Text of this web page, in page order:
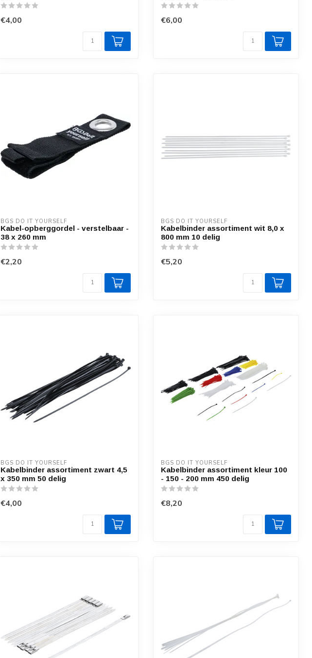
€4,00 €6,00
BGS DO IT YOURSELF
Kabel-opberggordel - verstelbaar -
38 x 260 mm
€2,20
BGS DO IT YOURSELF
Kabelbinder assortiment wit 8,0 x
800 mm 10 delig
€5,20
BGS DO IT YOURSELF
Kabelbinder assortiment zwart 4,5
x 350 mm 50 delig
€4,00
BGS DO IT YOURSELF
Kabelbinder assortiment kleur 100
- 150 - 200 mm 450 delig
€8,20